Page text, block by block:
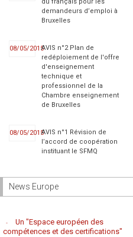
demandeurs d’emploi à
Bruxelles
08/05/2015AVIS n°2 Plan de
redéploiement de l'offre
d'enseignement
technique et
professionnel de la
Chambre enseignement
de Bruxelles
08/05/2015AVIS n°1 Révision de
l’accord de coopération
instituant le SFMQ
News Europe
Un "Espace européen des
compétences et des certifications"